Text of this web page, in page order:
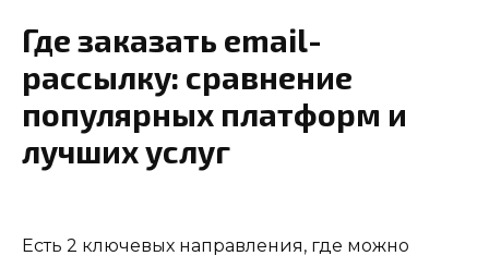
Где заказать email-
рассылку: сравнение
популярных платформ и
лучших услуг
Есть 2 ключевых направления, где можно